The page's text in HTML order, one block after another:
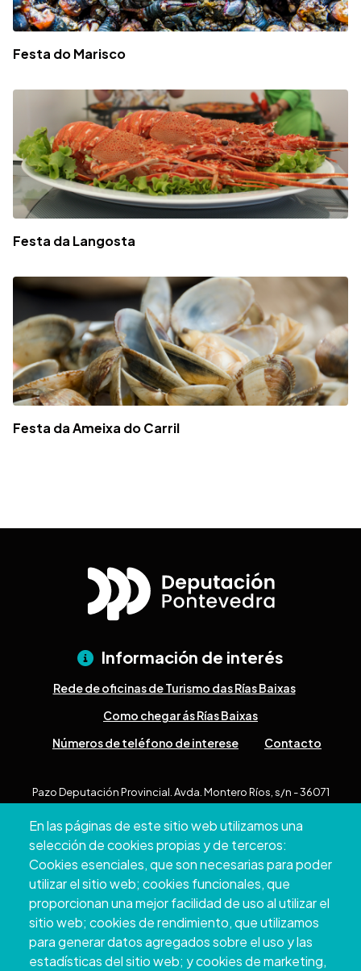
Festa do Marisco
Festa da Langosta
Festa da Ameixa do Carril
En las páginas de este sitio web utilizamos una
selección de cookies propias y de terceros:
Cookies esenciales, que son necesarias para poder
utilizar el sitio web; cookies funcionales, que
proporcionan una mejor facilidad de uso al utilizar el
sitio web; cookies de rendimiento, que utilizamos
para generar datos agregados sobre el uso y las
estadísticas del sitio web; y cookies de marketing,
Información de interés
Rede de oficinas de Turismo das Rías Baixas
Como chegar ás Rías Baixas
Números de teléfono de interese
Contacto
Pazo Deputación Provincial. Avda. Montero Ríos, s/n - 36071
+34 986 804 100 | +34 986 804 124